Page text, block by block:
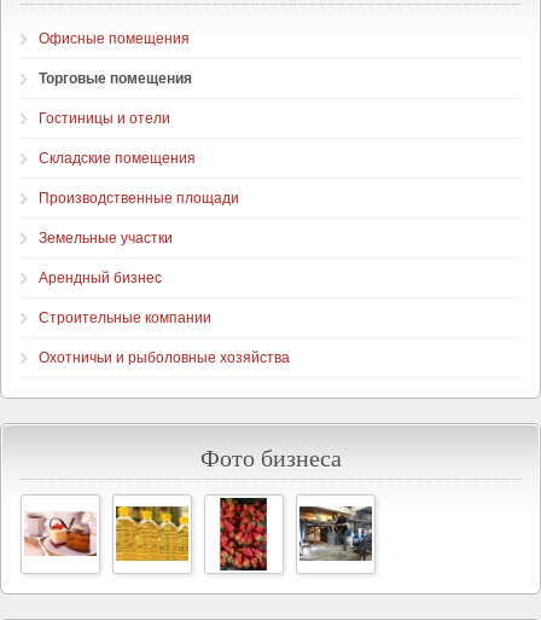
Офисные помещения
Торговые помещения
Гостиницы и отели
Складские помещения
Производственные площади
Земельные участки
Арендный бизнес
Строительные компании
Охотничьи и рыболовные хозяйства
Фото бизнеса